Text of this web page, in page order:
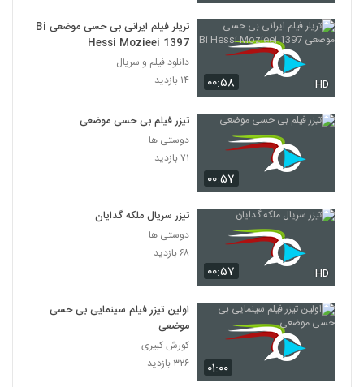
۰۰:۵۸ HD
تریلر فیلم ایرانی بی حسی موضعی Bi
Hessi Mozieei 1397
دانلود فیلم و سریال
۱۴ بازدید
۰۰:۵۷
تیزر فیلم بی حسی موضعی
دوستی ها
۷۱ بازدید
۰۰:۵۷ HD
تیزر سریال ملکه گدایان
دوستی ها
۶۸ بازدید
۰۱:۰۰
اولین تیزر فیلم سینمایی بی حسی
موضعی
کورش کبیری
۳۲۶ بازدید